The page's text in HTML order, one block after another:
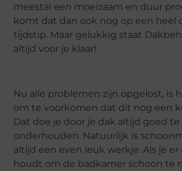
meestal een moeizaam en duur
komt dat dan ook nog op een heel
tijdstip. Maar gelukkig staat
altijd voor je klaar!
Nu alle problemen zijn opgelost, is
om te voorkomen dat dit nog een
Dat doe je door je dak altijd goed te
onderhouden. Natuurlijk is
altijd een even leuk werkje. Als je er
houdt om de badkamer schoon te